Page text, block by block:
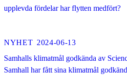
upplevda fördelar har flytten medfört?
NYHET 2024-06-13
Samhalls klimatmål godkända av
Samhall har fått sina klimatmål